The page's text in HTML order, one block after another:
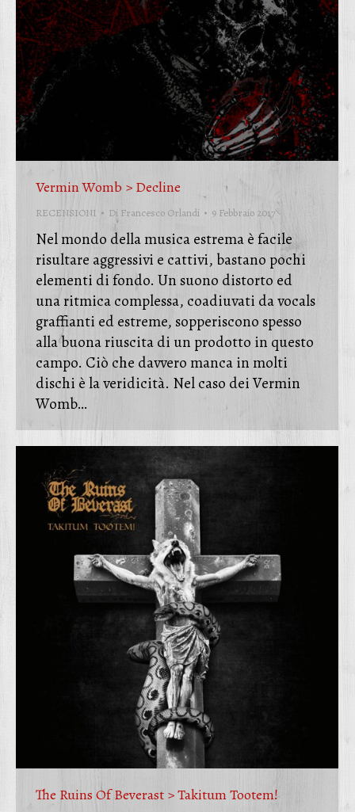
Vermin Womb > Decline
RECENSIONI Di Francesco Orlandi 9 Febbraio 2017
Nel mondo della musica estrema è facile
risultare aggressivi e cattivi, bastano pochi
elementi di fondo. Un suono distorto ed
una ritmica complessa, coadiuvati da vocals
graffianti ed estreme, sopperiscono spesso
alla buona riuscita di un prodotto in questo
campo. Ciò che davvero manca in molti
dischi è la veridicità. Nel caso dei Vermin
Womb…
The Ruins Of Beverast > Takitum Tootem!